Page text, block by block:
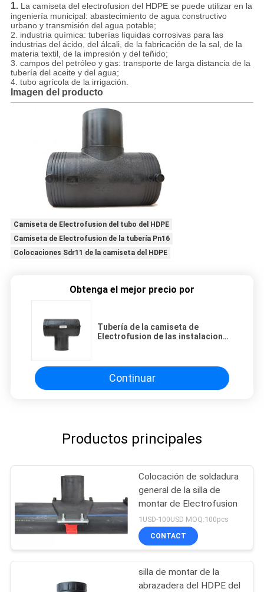
1. La camiseta del electrofusion del HDPE se puede utilizar en la
ingeniería municipal: abastecimiento de agua constructivo
urbano y transmisión del agua potable;
2. industria química: tuberías líquidas corrosivas para las
industrias del ácido, del álcali, de la fabricación de la sal, de la
materia textil, de la impresión y del teñido;
3. campos del petróleo y gas: transporte de larga distancia de la
tubería del aceite y del agua;
4. tubo agrícola de la irrigación.
Imagen del producto
Camiseta de Electrofusion del tubo del HDPE
Camiseta de Electrofusion de la tubería Pn16
Colocaciones Sdr11 de la camiseta del HDPE
Obtenga el mejor precio por
Tubería de la camiseta de
Electrofusion de las instalaciones
Continuar
Productos principales
Colocación de soldadura
general de la silla de
montar de Electrofusion
1USD-100USD MOQ:100pcs
CONTACT
silla de montar de la
abrazadera del HDPE del